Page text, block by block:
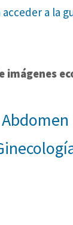
a la
imágenes
Abdomen